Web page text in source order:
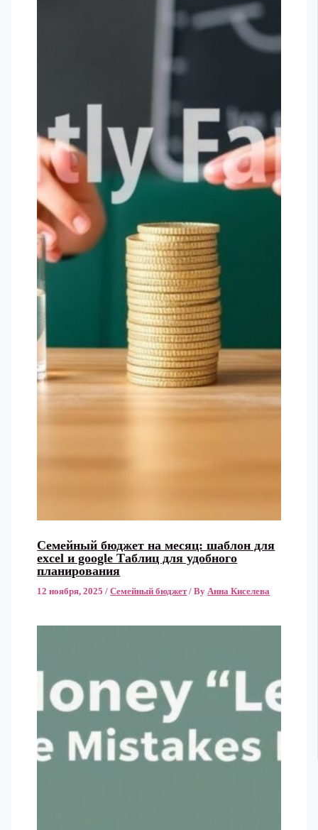
Семейный бюджет на месяц: шаблон для
excel и google Таблиц для удобного
планирования
12 ноября, 2025/Семейный бюджет/ By Анна Киселева